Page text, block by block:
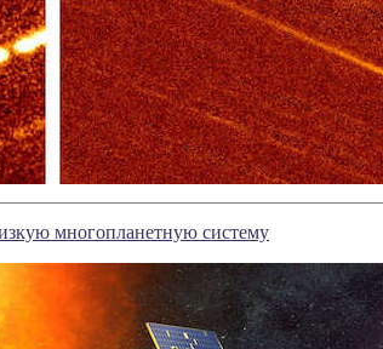
многопланетную систему